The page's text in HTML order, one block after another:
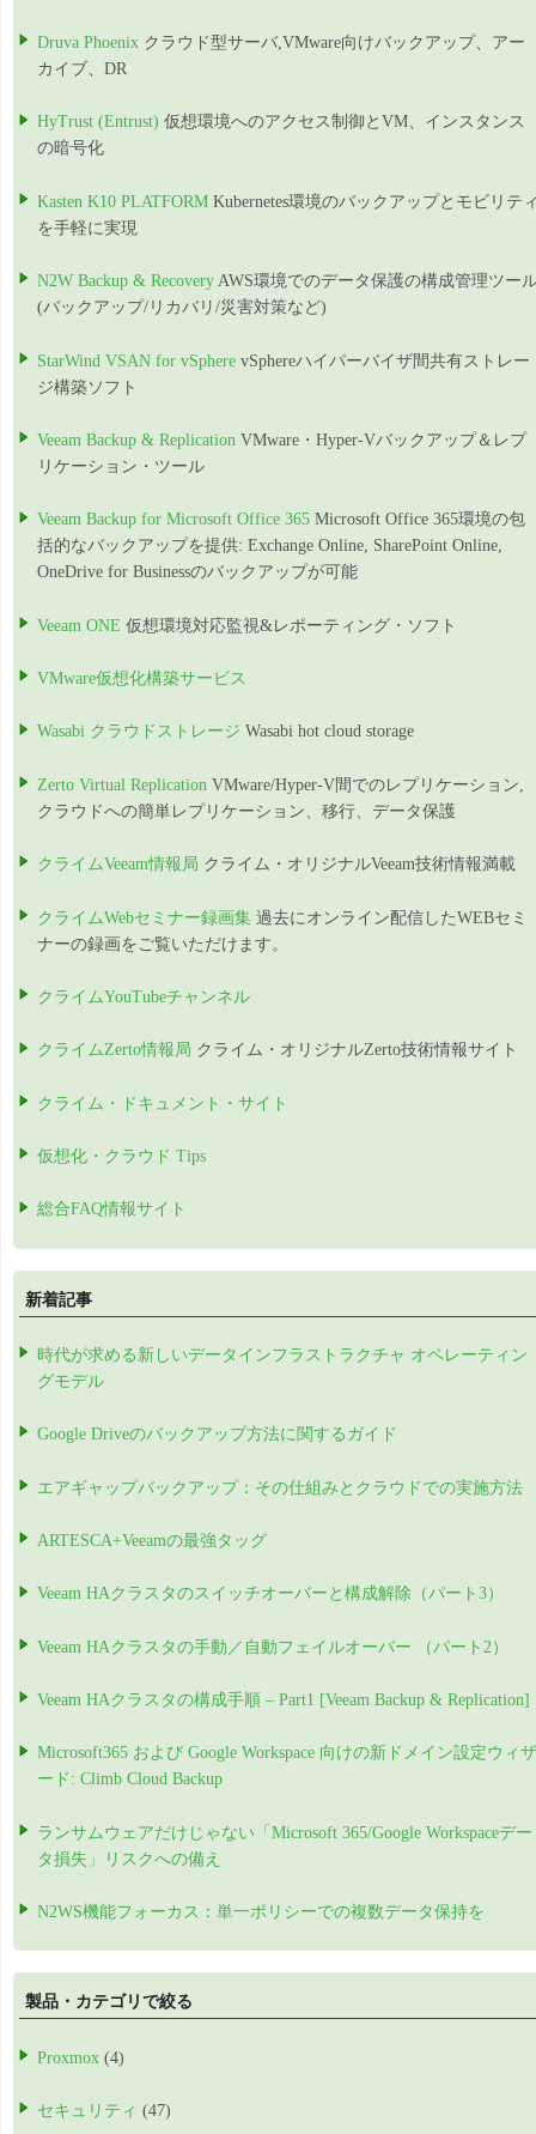
Druva Phoenix クラウド型サーバ,VMware向けバックアップ、アー
カイブ、DR
HyTrust (Entrust) 仮想環境へのアクセス制御とVM、インスタンス
の暗号化
Kasten K10 PLATFORM Kubernetes環境のバックアップとモビリテ
を手軽に実現
N2W Backup & Recovery AWS環境でのデータ保護の構成管理ツー
(バックアップ/リカバリ/災害対策など)
StarWind VSAN for vSphere vSphereハイパーバイザ間共有ストレー
ジ構築ソフト
Veeam Backup & Replication VMware・Hyper-Vバックアップ＆レプ
リケーション・ツール
Veeam Backup for Microsoft Office 365 Microsoft Office 365環境の包
括的なバックアップを提供: Exchange Online, SharePoint Online,
OneDrive for Businessのバックアップが可能
Veeam ONE 仮想環境対応監視&レポーティング・ソフト
VMware仮想化構築サービス
Wasabi クラウドストレージ Wasabi hot cloud storage
Zerto Virtual Replication VMware/Hyper-V間でのレプリケーション,
クラウドへの簡単レプリケーション、移行、データ保護
クライムVeeam情報局 クライム・オリジナルVeeam技術情報満載
クライムWebセミナー録画集 過去にオンライン配信したWEBセミ
ナーの録画をご覧いただけます。
クライムYouTubeチャンネル
クライムZerto情報局 クライム・オリジナルZerto技術情報サイト
クライム・ドキュメント・サイト
仮想化・クラウド Tips
総合FAQ情報サイト
新着記事
時代が求める新しいデータインフラストラクチャ オペレーティン
グモデル
Google Driveのバックアップ方法に関するガイド
エアギャップバックアップ：その仕組みとクラウドでの実施方法
ARTESCA+Veeamの最強タッグ
Veeam HAクラスタのスイッチオーバーと構成解除（パート3）
Veeam HAクラスタの手動／自動フェイルオーバー （パート2）
Veeam HAクラスタの構成手順 – Part1 [Veeam Backup & Replication]
Microsoft365 および Google Workspace 向けの新ドメイン設定ウィザ
ード: Climb Cloud Backup
ランサムウェアだけじゃない「Microsoft 365/Google Workspaceデー
タ損失」リスクへの備え
N2WS機能フォーカス：単一ポリシーでの複数データ保持を
製品・カテゴリで絞る
Proxmox (4)
セキュリティ (47)